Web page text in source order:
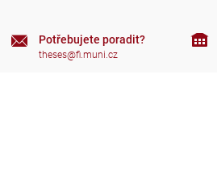
Potřebujete poradit?
theses@fi.muni.cz